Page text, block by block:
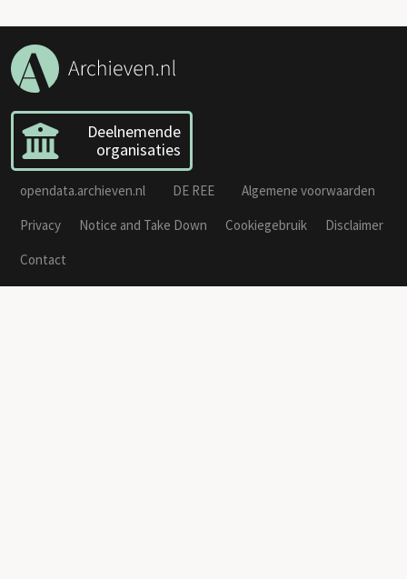
Deelnemende
organisaties
opendata.archieven.nl DE REE
Algemene voorwaarden
Privacy
Notice and Take Down Cookiegebruik
Disclaimer
Contact